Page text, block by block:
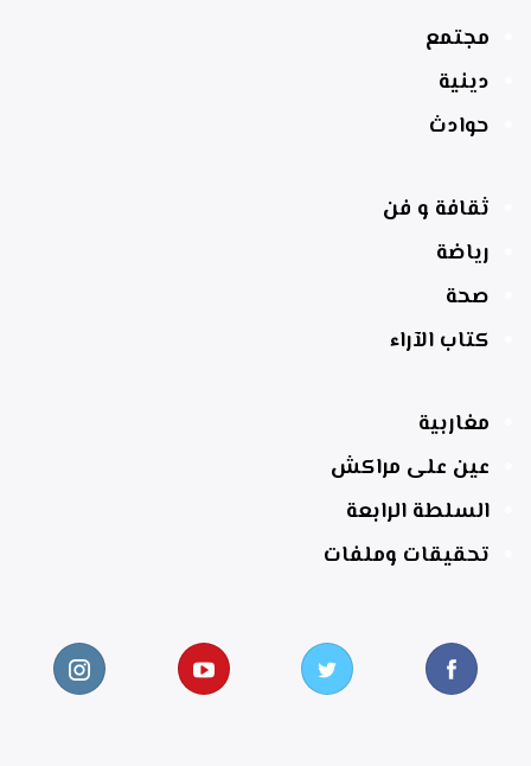
مجتمع
دينية
حوادث
ثقافة و فن
رياضة
صحة
كتاب الآراء
مغاربية
عين على مراكش
السلطة الرابعة
تحقيقات وملفات